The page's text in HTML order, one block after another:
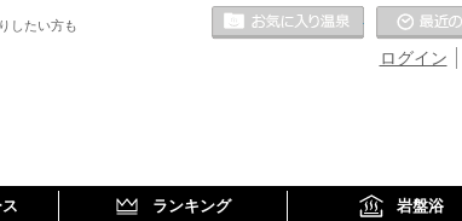
したい方も
ログイン
お気に入り
ランキング 岩盤浴